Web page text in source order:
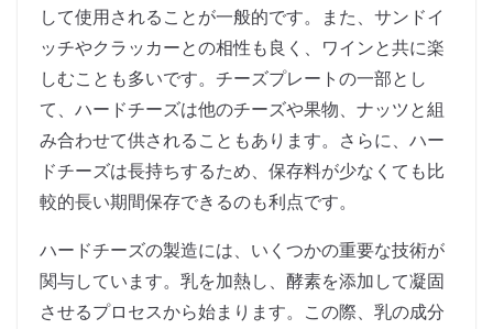
して使用されることが一般的です。また、サンドイ
ッチやクラッカーとの相性も良く、ワインと共に楽
しむことも多いです。チーズプレートの一部とし
て、ハードチーズは他のチーズや果物、ナッツと組
み合わせて供されることもあります。さらに、ハー
ドチーズは長持ちするため、保存料が少なくても比
較的長い期間保存できるのも利点です。
ハードチーズの製造には、いくつかの重要な技術が
関与しています。乳を加熱し、酵素を添加して凝固
させるプロセスから始まります。この際、乳の成分